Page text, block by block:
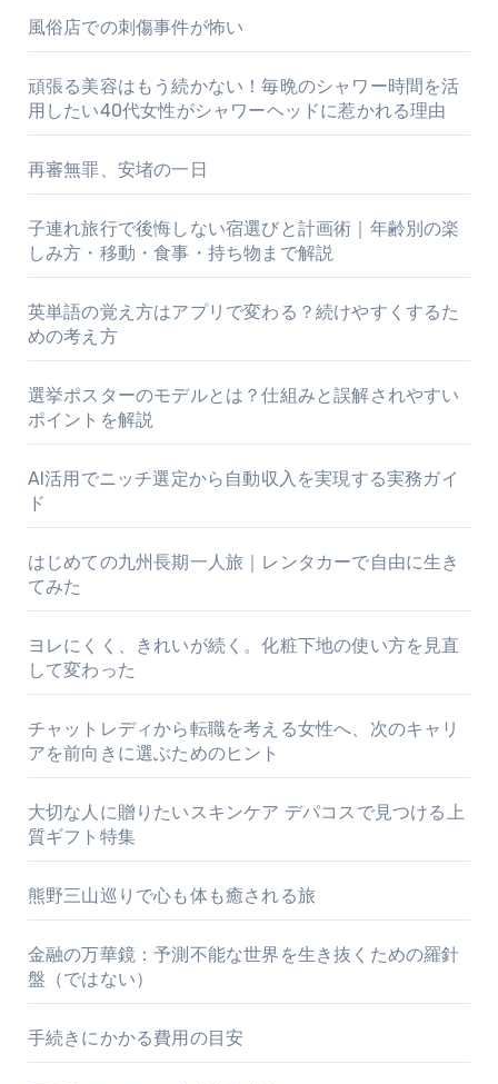
風俗店での刺傷事件が怖い
頑張る美容はもう続かない！毎晩のシャワー時間を活
用したい40代女性がシャワーヘッドに惹かれる理由
再審無罪、安堵の一日
子連れ旅行で後悔しない宿選びと計画術｜年齢別の楽
しみ方・移動・食事・持ち物まで解説
英単語の覚え方はアプリで変わる？続けやすくするた
めの考え方
選挙ポスターのモデルとは？仕組みと誤解されやすい
ポイントを解説
AI活用でニッチ選定から自動収入を実現する実務ガイ
ド
はじめての九州長期一人旅｜レンタカーで自由に生き
てみた
ヨレにくく、きれいが続く。化粧下地の使い方を見直
して変わった
チャットレディから転職を考える女性へ、次のキャリ
アを前向きに選ぶためのヒント
大切な人に贈りたいスキンケア デパコスで見つける上
質ギフト特集
熊野三山巡りで心も体も癒される旅
金融の万華鏡：予測不能な世界を生き抜くための羅針
盤（ではない）
手続きにかかる費用の目安